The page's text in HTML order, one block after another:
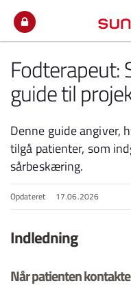
Fodterapeut:
guide til
Denne guide angiver,
tilgå patienter, som
sårbeskæring.
Opdateret 17.06.2026
Indledning
Når patienten